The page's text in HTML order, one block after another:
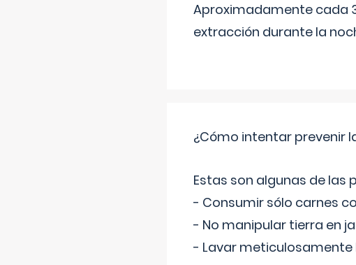
Aproximadamente cada
extracción durante la
¿Cómo intentar prevenir
Estas son algunas de
- Consumir sólo carnes
- No manipular tierra en
- Lavar meticulosamente